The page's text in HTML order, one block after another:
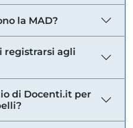
la MAD?
registrarsi agli
di Docenti.it per